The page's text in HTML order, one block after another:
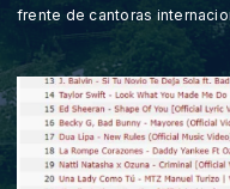
frente de cantoras